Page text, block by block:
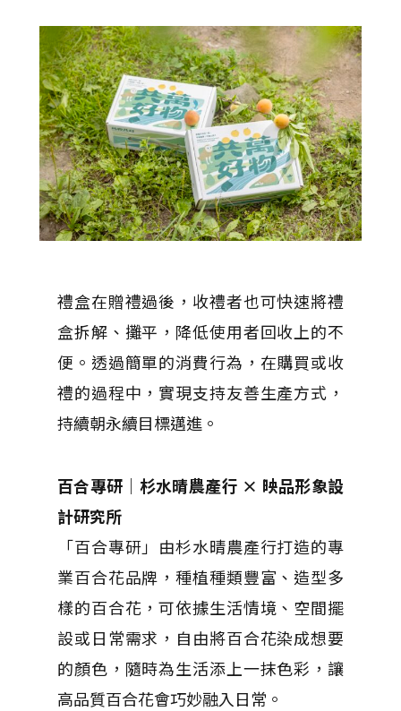
禮盒在贈禮過後，收禮者也可快速將禮
盒拆解、攤平，降低使用者回收上的不
便。透過簡單的消費行為，在購買或收
禮的過程中，實現支持友善生產方式，
持續朝永續目標邁進。
百合專研｜杉水晴農產行 × 映品形象設
計研究所
「百合專研」由杉水晴農產行打造的專
業百合花品牌，種植種類豐富、造型多
樣的百合花，可依據生活情境、空間擺
設或日常需求，自由將百合花染成想要
的顏色，隨時為生活添上一抹色彩，讓
高品質百合花會巧妙融入日常。